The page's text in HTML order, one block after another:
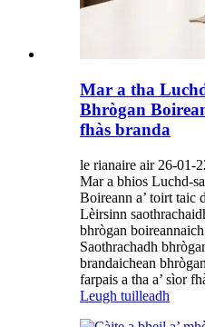
Mar a tha
Bhrògan
fhàs branda
le rianaire air 26-01-
Mar a bhios Luchd-
Boireann a’ toirt taic
Lèirsinn
bhrògan
Saothrachadh
brandaichean
farpais a tha a’ sìor
Leugh tuilleadh